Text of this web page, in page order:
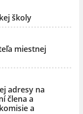
školy
miestnej
adresy na
člena a
a